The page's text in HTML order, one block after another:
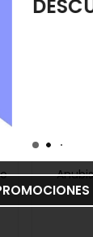
OFERTA